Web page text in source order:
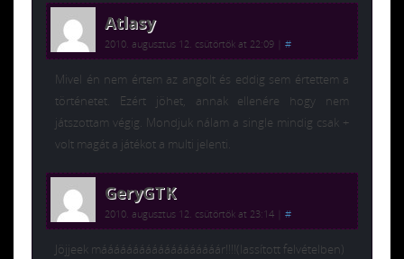
Atlasy
2010. augusztus 12. csütörtök at 22:09 #
Mivel én nem értem az angolt és eddig sem értettem a
történetet. Ezért jöhet, annak ellenére hogy nem
játszottam végig. Mondjuk nálam a single mindig csak +
volt magát a játékot a multi jelenti.
GeryGTK
2010. augusztus 12. csütörtök at 23:14 #
Jöjjeek mááááááááááááááááááár!!!!(lassított felvételben)